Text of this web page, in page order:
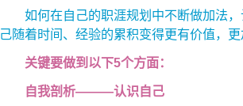
如何在自己的职涯规划中不断做加法，
己随着时间、经验的累积变得更有价值，
关键要做到以下5个方面：
自我剖析———认识自己